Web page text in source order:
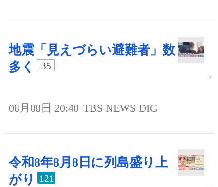
地震「見えづらい避難者」数
多く
35
08月08日 20:40 TBS NEWS DIG
令和8年8月8日に列島盛り上
がり
121